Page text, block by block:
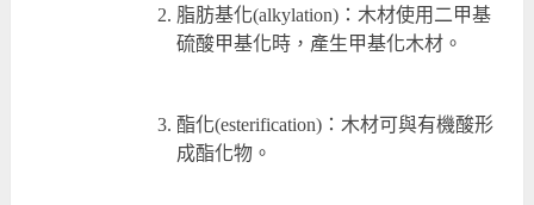
脂肪基化(alkylation)：木材使用二甲基
硫酸甲基化時，產生甲基化木材。
酯化(esterification)：木材可與有機酸形
成酯化物。